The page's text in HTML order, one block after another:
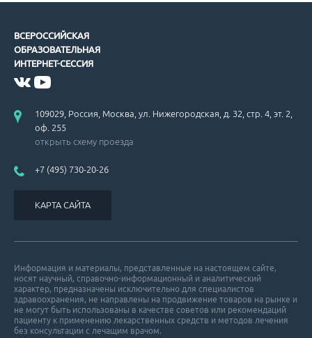
ВСЕРОССИЙСКАЯ
ОБРАЗОВАТЕЛЬНАЯ
ИНТЕРНЕТ-СЕССИЯ
109029, Россия, Москва, ул. Нижегородская, д. 32, стр. 4, эт. 2,
оф. 255
открыть схему проезда
+7 (495) 730-20-26
КАРТА САЙТА
Информация и материалы, представленные на настоящем сайте,
носят научный, справочно-информационный и аналитический
характер, предназначены исключительно для специалистов
здравоохранения, не направлены на продвижение товаров на рынке и
не могут быть использованы в качестве советов или рекомендаций
пациенту к применению лекарственных средств и методов лечения
без консультации с лечащим врачом.